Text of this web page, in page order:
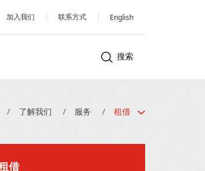
加入我们 联系方式 English
搜索
/ 了解我们 / 服务 / 租借
借